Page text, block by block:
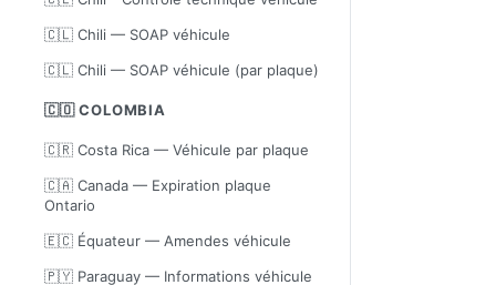
🇨🇱 Chili — SOAP véhicule
🇨🇱 Chili — SOAP véhicule (par plaque)
🇨🇴 COLOMBIA
🇨🇷 Costa Rica — Véhicule par plaque
🇨🇦 Canada — Expiration plaque
Ontario
🇪🇨 Équateur — Amendes véhicule
🇵🇾 Paraguay — Informations véhicule